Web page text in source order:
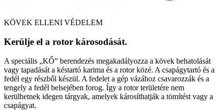
KÖVEK ELLENI VÉDELEM
Kerülje el a rotor károsodását.
A speciális „KŐ” berendezés megakadályozza a kövek behatolását
vagy tapadását a késtartó karima és a rotor közé. A csapágytartó és a
fedél egy részből készül. A fedelet a gép vázához csavarozzák és a
tengely a fedél belsejében forog. Így a rotor területére nem
kerülhetnek idegen tárgyak, amelyek károsíthatják a tömítést vagy a
csapágyat.